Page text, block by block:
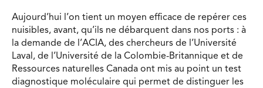
Aujourd’hui l’on tient un moyen efficace de repérer ces
nuisibles, avant, qu’ils ne débarquent dans nos ports : à
la demande de l’ACIA, des chercheurs de l’Université
Laval, de l’Université de la Colombie-Britannique et de
Ressources naturelles Canada ont mis au point un test
diagnostique moléculaire qui permet de distinguer les